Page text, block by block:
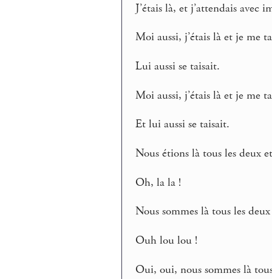
J’étais là, et j’attendais avec
Moi aussi, j’étais là et je me
Lui aussi se taisait.
Moi aussi, j’étais là et je me
Et lui aussi se taisait.
Nous étions là tous les deux
Oh, la la !
Nous sommes là tous les
Ouh lou lou !
Oui, oui, nous sommes là